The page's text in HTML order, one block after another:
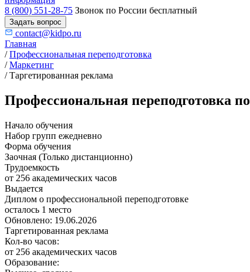
8 (800) 551-28-75 Звонок по России бесплатный
Задать вопрос
contact@kidpo.ru
Главная
/ Профессиональная переподготовка
/ Маркетинг
/ Таргетированная реклама
Профессиональная переподготовка
Начало обучения
Набор групп ежедневно
Форма обучения
Заочная (Только дистанционно)
Трудоемкость
от 256 академических часов
Выдается
Диплом о профессиональной переподготовке
осталось 1 место
Обновлено: 19.06.2026
Таргетированная реклама
Кол-во часов:
от 256 академических часов
Образование: